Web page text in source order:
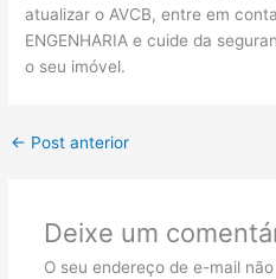
atualizar o AVCB, entre em
ENGENHARIA e cuide da
o seu imóvel.
← Post anterior
Deixe um
O seu endereço de e-mail